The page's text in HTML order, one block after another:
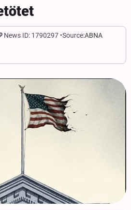
News ID: 1790297 Source:ABNA